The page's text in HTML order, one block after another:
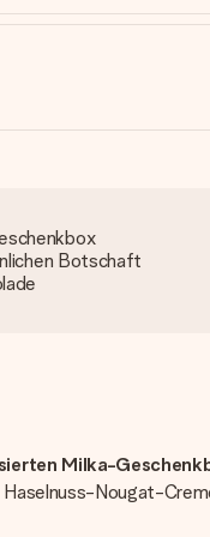
Botschaft
Milka-
Haselnuss-Nougat-